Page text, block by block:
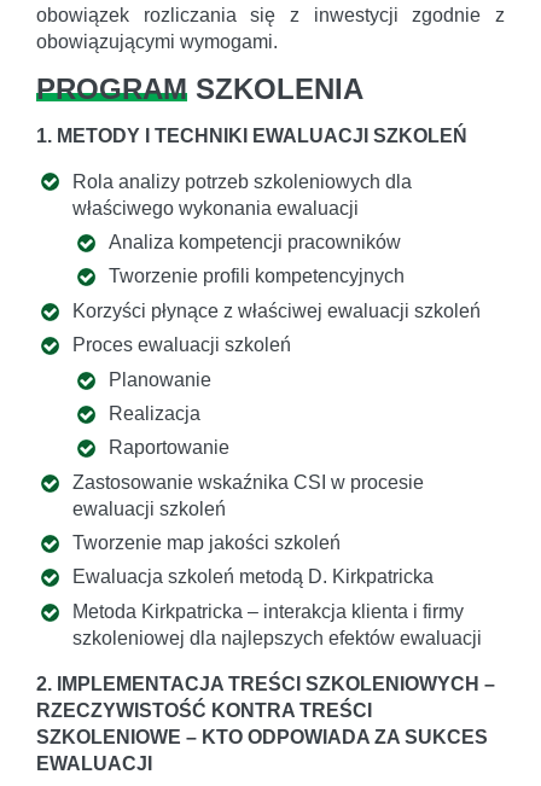
obowiązek rozliczania się z inwestycji zgodnie z
obowiązującymi wymogami.
PROGRAM SZKOLENIA
1. METODY I TECHNIKI EWALUACJI SZKOLEŃ
Rola analizy potrzeb szkoleniowych dla
właściwego wykonania ewaluacji
Analiza kompetencji pracowników
Tworzenie profili kompetencyjnych
Korzyści płynące z właściwej ewaluacji szkoleń
Proces ewaluacji szkoleń
Planowanie
Realizacja
Raportowanie
Zastosowanie wskaźnika CSI w procesie
ewaluacji szkoleń
Tworzenie map jakości szkoleń
Ewaluacja szkoleń metodą D. Kirkpatricka
Metoda Kirkpatricka – interakcja klienta i firmy
szkoleniowej dla najlepszych efektów ewaluacji
2. IMPLEMENTACJA TREŚCI SZKOLENIOWYCH –
RZECZYWISTOŚĆ KONTRA TREŚCI
SZKOLENIOWE – KTO ODPOWIADA ZA SUKCES
EWALUACJI